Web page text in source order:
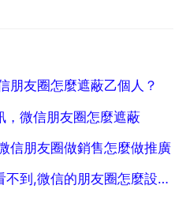
功能 3 然後選擇 朋友圈
朋友圈怎麼遮蔽乙個人？
，微信朋友圈怎麼遮蔽
信朋友圈做銷售怎麼做推廣
微信朋友圈評論如何別人看不到,微信的朋友圈怎麼設定,人家看不到評論